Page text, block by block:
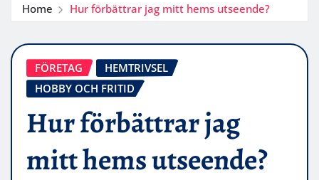
Home Hur förbättrar jag mitt hems utseende?
FÖRETAG
HEMTRIVSEL
HOBBY OCH FRITID
Hur förbättrar jag
mitt hems utseende?